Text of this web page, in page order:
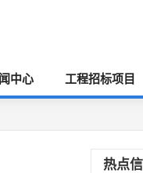
中心 工程招标项目
热点